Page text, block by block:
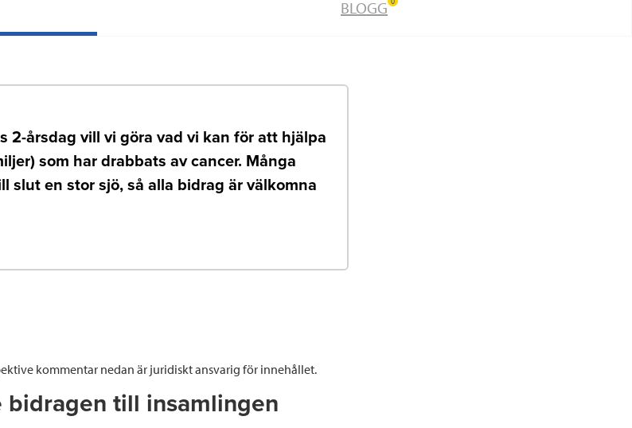
BLOGG
2-årsdag vill vi göra vad vi kan för att hjälpa
som har drabbats av cancer. Många
slut en stor sjö, så alla bidrag är välkomna
kommentar nedan är juridiskt ansvarig för innehållet.
bidragen till insamlingen